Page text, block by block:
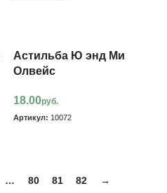
Астильба Ю энд Ми
Олвейс
18.00руб.
Артикул: 10072
… 80 81 82 →